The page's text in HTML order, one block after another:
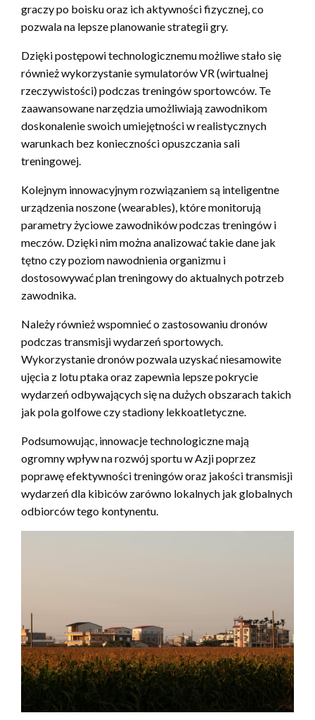
graczy po boisku oraz ich aktywności fizycznej, co
pozwala na lepsze planowanie strategii gry.
Dzięki postępowi technologicznemu możliwe stało się
również wykorzystanie symulatorów VR (wirtualnej
rzeczywistości) podczas treningów sportowców. Te
zaawansowane narzędzia umożliwiają zawodnikom
doskonalenie swoich umiejętności w realistycznych
warunkach bez konieczności opuszczania sali
treningowej.
Kolejnym innowacyjnym rozwiązaniem są inteligentne
urządzenia noszone (wearables), które monitorują
parametry życiowe zawodników podczas treningów i
meczów. Dzięki nim można analizować takie dane jak
tętno czy poziom nawodnienia organizmu i
dostosowywać plan treningowy do aktualnych potrzeb
zawodnika.
Należy również wspomnieć o zastosowaniu dronów
podczas transmisji wydarzeń sportowych.
Wykorzystanie dronów pozwala uzyskać niesamowite
ujęcia z lotu ptaka oraz zapewnia lepsze pokrycie
wydarzeń odbywających się na dużych obszarach takich
jak pola golfowe czy stadiony lekkoatletyczne.
Podsumowując, innowacje technologiczne mają
ogromny wpływ na rozwój sportu w Azji poprzez
poprawę efektywności treningów oraz jakości transmisji
wydarzeń dla kibiców zarówno lokalnych jak globalnych
odbiorców tego kontynentu.